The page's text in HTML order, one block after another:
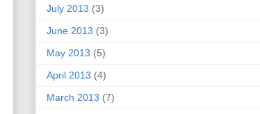
July 2013 (3)
June 2013 (3)
May 2013 (5)
April 2013 (4)
March 2013 (7)